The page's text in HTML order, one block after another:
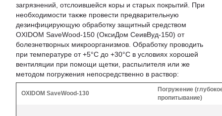
загрязнений, отслоившейся коры и старых покрытий. При
необходимости также провести предварительную
дезинфицирующую обработку защитный средством
OXIDOM SaveWood-150 (ОксиДом СеивВуд-150) от
болезнетворных микроорганизмов. Обработку проводить
при температуре от +5°C до +30°C в условиях хорошей
вентиляции при помощи щетки, распылителя или же
методом погружения непосредственно в раствор:
OXIDOM SaveWood-130
Погружение
пропитывание)